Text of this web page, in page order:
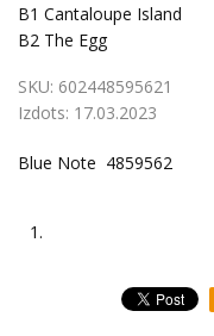
B1 Cantaloupe Island
B2 The Egg
SKU: 602448595621
Izdots: 17.03.2023
Blue Note 4859562
1.